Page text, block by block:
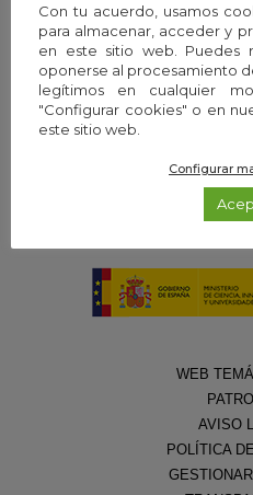
Una
WEB
AVISO
POLÍTICA
Con tu acuerdo, usamos
para almacenar, acceder y
en este sitio web. Puedes
oponerse al procesamiento
legítimos en cualquier
"Configurar cookies" o en
este sitio web.
Configurar